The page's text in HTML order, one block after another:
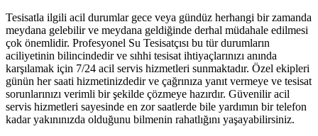
Tesisatla ilgili acil durumlar gece veya gündüz herhangi bir zamanda
meydana gelebilir ve meydana geldiğinde derhal müdahale edilmesi
çok önemlidir. Profesyonel Su Tesisatçısı bu tür durumların
aciliyetinin bilincindedir ve sıhhi tesisat ihtiyaçlarınızı anında
karşılamak için 7/24 acil servis hizmetleri sunmaktadır. Özel ekipleri
günün her saati hizmetinizdedir ve çağrınıza yanıt vermeye ve tesisat
sorunlarınızı verimli bir şekilde çözmeye hazırdır. Güvenilir acil
servis hizmetleri sayesinde en zor saatlerde bile yardımın bir telefon
kadar yakınınızda olduğunu bilmenin rahatlığını yaşayabilirsiniz.